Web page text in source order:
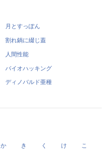
月とすっぽん
割れ鍋に綴じ蓋
人間性能
バイオハッキング
ディノバルド亜種
か き く け こ